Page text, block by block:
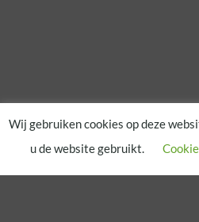
Wij gebruiken cookies op deze
u de website gebruikt.